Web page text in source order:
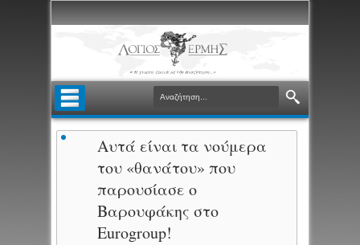
Αυτά είναι τα νούμερα
του «θανάτου» που
παρουσίασε ο
Βαρουφάκης στο
Eurogroup!